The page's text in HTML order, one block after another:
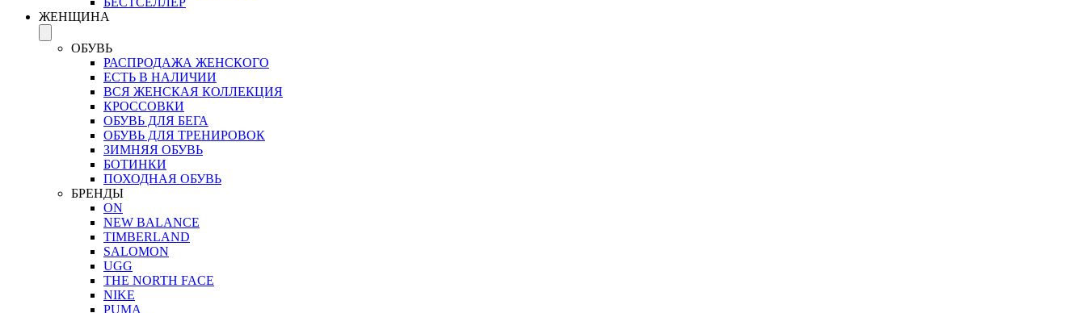
ЖЕНЩИНА
ОБУВЬ
РАСПРОДАЖА ЖЕНСКОГО
ЕСТЬ В НАЛИЧИИ
ВСЯ ЖЕНСКАЯ КОЛЛЕКЦИЯ
КРОССОВКИ
ОБУВЬ ДЛЯ БЕГА
ОБУВЬ ДЛЯ ТРЕНИРОВОК
ЗИМНЯЯ ОБУВЬ
БОТИНКИ
ПОХОДНАЯ ОБУВЬ
БРЕНДЫ
ON
NEW BALANCE
TIMBERLAND
SALOMON
UGG
THE NORTH FACE
NIKE
PUMA